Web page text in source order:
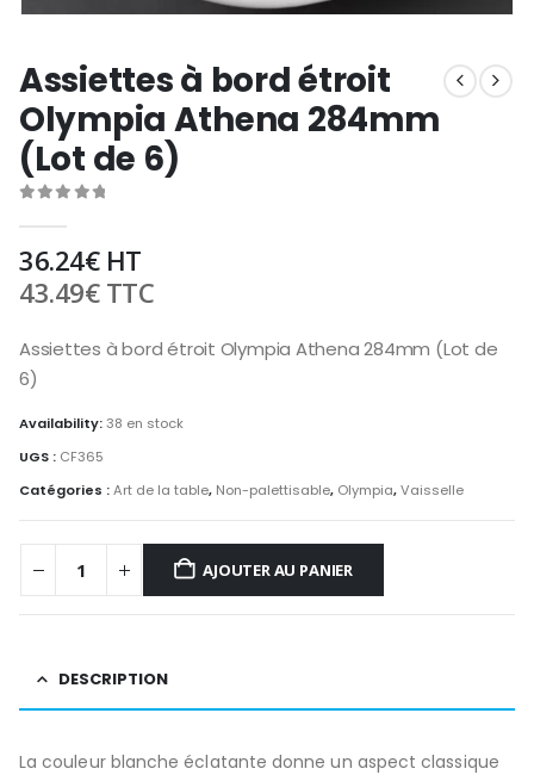
Assiettes à bord étroit
Olympia Athena 284mm
(Lot de 6)
36.24€HT
43.49€TTC
Assiettes à bord étroit Olympia Athena 284mm (Lot de
6)
Availability:38 en stock
UGS : CF365
Catégories :Art de la table, Non-palettisable, Olympia,Vaisselle
AJOUTER AU PANIER
DESCRIPTION
La couleur blanche éclatante donne un aspect classique